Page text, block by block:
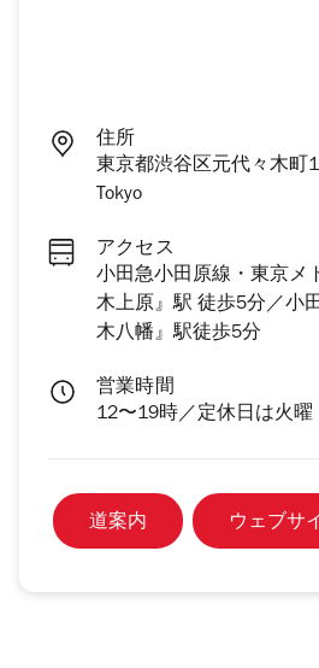
住所
東京都渋谷区元代々木町
Tokyo
アクセス
小田急小田原線・東京メ
木上原』駅 徒歩5分／小
木八幡』駅徒歩5分
営業時間
12〜19時／定休日は火曜
道案内 ウェブサ